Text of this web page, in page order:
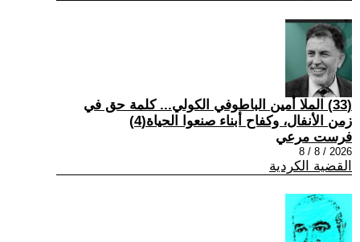
(33) الملا أمين الباطوفي الكولي... كلمة حق في
زمن الأنفال، وكفاح أبناء صنعوا الحياة(4)
فرست مرعي
2026 / 8 / 8
القضية الكردية